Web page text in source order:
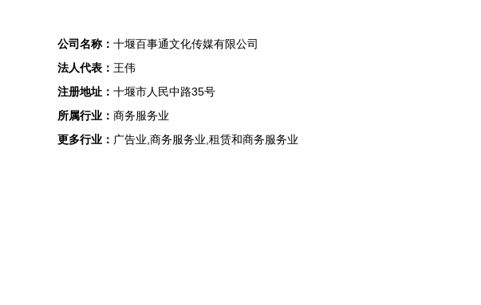
公司名称： 十堰百事通文化传媒有限公司
法人代表： 王伟
注册地址： 十堰市人民中路35号
所属行业： 商务服务业
更多行业： 广告业,商务服务业,租赁和商务服务业